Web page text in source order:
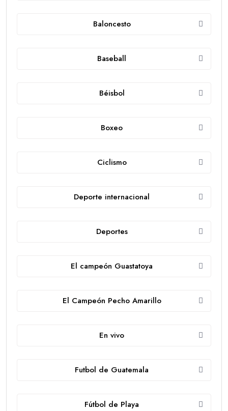
Baloncesto
Baseball
Béisbol
Boxeo
Ciclismo
Deporte internacional
Deportes
El campeón Guastatoya
El Campeón Pecho Amarillo
En vivo
Futbol de Guatemala
Fútbol de Playa